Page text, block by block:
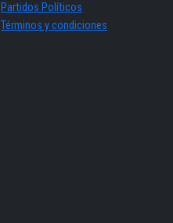
Partidos Políticos
Términos y condiciones